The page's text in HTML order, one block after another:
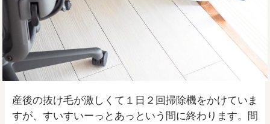
産後の抜け毛が激しくて１日２回掃除機をかけていま
すが、すいすいーっとあっという間に終わります。間